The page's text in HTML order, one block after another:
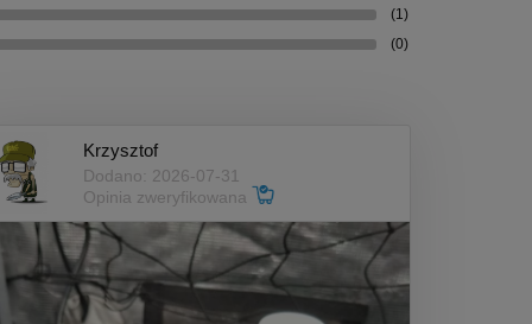
(1)
(0)
Krzysztof
Dodano: 2026-07-31
Opinia zweryfikowana